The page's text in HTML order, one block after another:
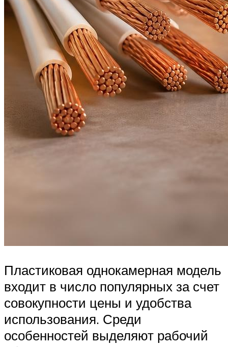
Пластиковая однокамерная модель
входит в число популярных за счет
совокупности цены и удобства
использования. Среди
особенностей выделяют рабочий